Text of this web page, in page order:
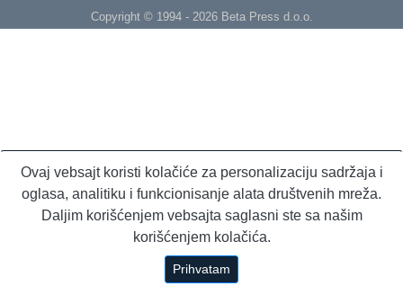
Copyright © 1994 - 2026 Beta Press d.o.o.
Ovaj vebsajt koristi kolačiće za personalizaciju sadržaja i
oglasa, analitiku i funkcionisanje alata društvenih mreža.
Daljim korišćenjem vebsajta saglasni ste sa našim
korišćenjem kolačića.
Prihvatam